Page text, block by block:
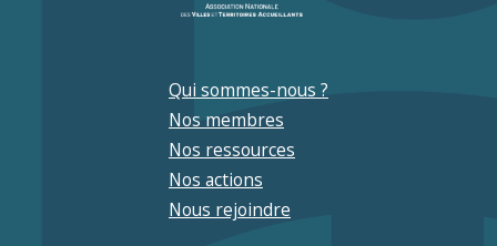
Qui sommes-nous ?
Nos membres
Nos ressources
Nos actions
Nous rejoindre